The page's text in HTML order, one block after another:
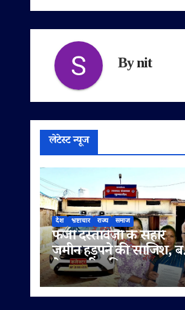
Bynit
लेटेस्ट न्यूज
देश भ्रष्टाचार राज्य समाज
फर्जी दस्तावेजों के सहारे
जमीन हड़पने की साजिश,
ने पटवारी सहित राजस्व
अधिकारियों पर लगाए
मिलीभगत के गंभीर आरोप